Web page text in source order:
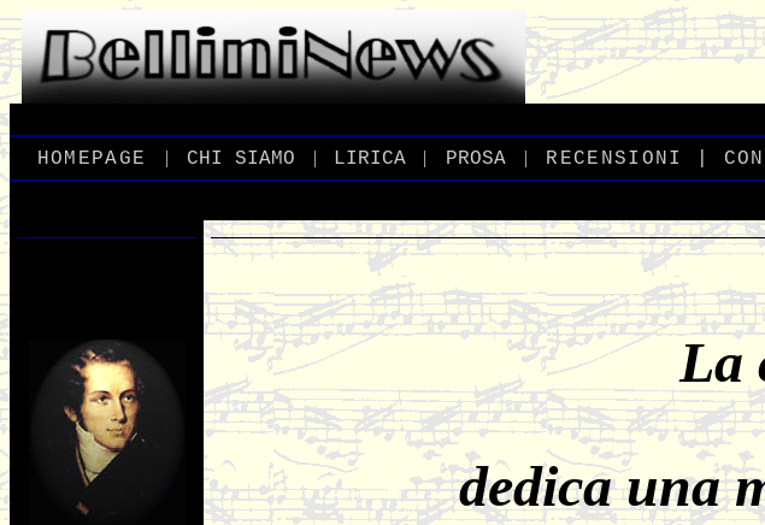
HOMEPAGE | CHI _SIAMO | LIRICA | PROSA_ | RECENSIONI
La
dedica una